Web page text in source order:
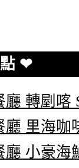
❤
廳 轉剭喀
廳 里海咖
廳 小豪海